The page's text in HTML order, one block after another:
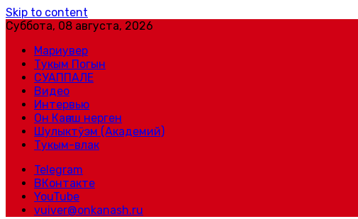
Skip to content
Суббота, 08 августа, 2026
Мариувер
Тукым Погын
СУАППАЛЕ
Видео
Интервью
Он Каҥаш нерген
Шулыктӱэм (Академий)
Тукым-влак
Telegram
ВКонтакте
YouTube
vuiver@onkanash.ru